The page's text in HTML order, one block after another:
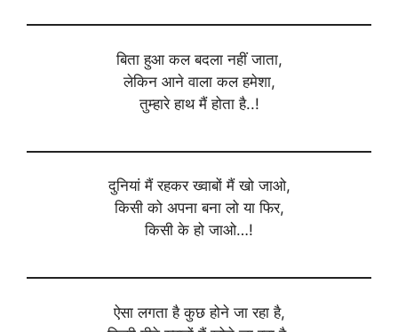
बिता हुआ कल बदला नहीं जाता,
लेकिन आने वाला कल हमेशा,
तुम्हारे हाथ मैं होता है..!
दुनियां मैं रहकर ख्वाबों मैं खो जाओ,
किसी को अपना बना लो या फिर,
किसी के हो जाओ…!
ऐसा लगता है कुछ होने जा रहा है,